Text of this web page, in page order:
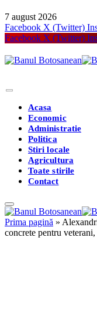
7 august 2026
Facebook X (Twitter)
Facebook X (Twitter)
Acasa
Economic
Administratie
Politica
Stiri locale
Agricultura
Toate stirile
Contact
Prima pagină »
concrete pentru